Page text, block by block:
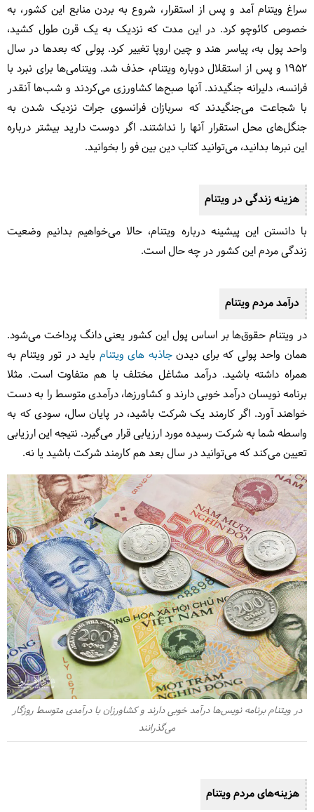
سراغ ویتنام آمد و پس از استقرار، شروع به بردن منابع این کشور، به
خصوص کائوچو کرد. در این مدت که نزدیک به یک قرن طول کشید،
واحد پول به، پیاسر هند و چین اروپا تغییر کرد. پولی که بعدها در سال
1952 و پس از استقلال دوباره ویتنام، حذف شد. ویتنامی‌ها برای نبرد با
فرانسه، دلیرانه جنگیدند. آنها صبح‌ها کشاورزی می‌کردند و شب‌ها آنقدر
با شجاعت می‌جنگیدند که سربازان فرانسوی جرات نزدیک شدن به
جنگل‌های محل استقرار آنها را نداشتند. اگر دوست دارید بیشتر درباره
این نبرها بدانید، می‌توانید کتاب دین بین فو را بخوانید.
هزینه زندگی در ویتنام
با دانستن این پیشینه درباره ویتنام، حالا می‌خواهیم بدانیم وضعیت
زندگی مردم این کشور در چه حال است.
درآمد مردم ویتنام
در ویتنام حقوق‌ها بر اساس پول این کشور یعنی دانگ پرداخت می‌شود.
همان واحد پولی که برای دیدنجاذبه های ویتنام باید در تور ویتنام به
همراه داشته باشید. درآمد مشاغل مختلف با هم متفاوت است. مثلا
برنامه نویسان درآمد خوبی دارند و کشاورزها، درآمدی متوسط را به دست
خواهند آورد. اگر کارمند یک شرکت باشید، در پایان سال، سودی که به
واسطه شما به شرکت رسیده مورد ارزیابی قرار می‌گیرد. نتیجه این ارزیابی
تعیین می‌کند که می‌توانید در سال بعد هم کارمند شرکت باشید یا نه.
در ویتنام برنامه نویس‌ها درآمد خوبی دارند و کشاورزان با درآمدی متوسط روزگار
می‌گذرانند
هزینه‌های مردم ویتنام